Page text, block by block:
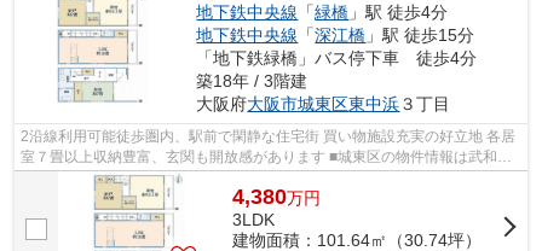
地下鉄中央線 「緑橋 」駅 徒歩4分
地下鉄中央線 「深江橋 」駅 徒歩15分
「地下鉄緑橋」バス停下車 徒歩4分
築18年 / 3階建
大阪府大阪市城東区東中浜３丁目
2沿線利用可能徒歩圏内、駅前で閑静な住宅街 買い物施設充実の好立地 各居
室７畳以上収納豊富、玄関も開放感があります ■城東区の物件情報は武和グ
ループまで！
4,380万円
3LDK
建物面積：101.64㎡（30.74坪）